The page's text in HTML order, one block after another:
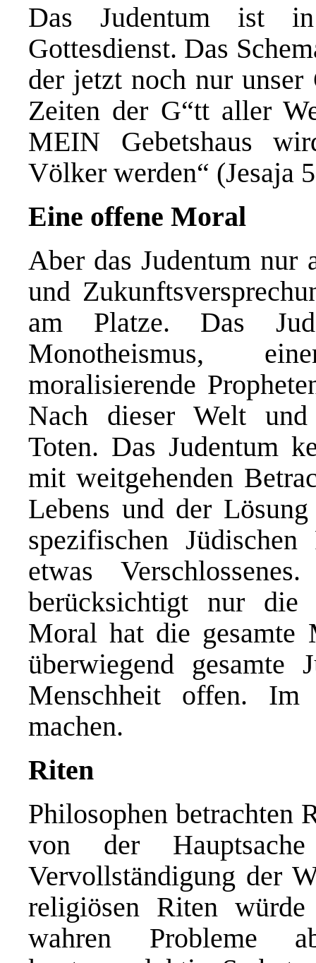
Das Judentum ist
Gottesdienst. Das
der jetzt noch nur
Zeiten der G“tt aller
MEIN Gebetshaus
Völker werden“ (Jesaja
Eine offene Moral
Aber das Judentum nur
und
am Platze. Das
Monotheismus,
moralisierende
Nach dieser Welt und
Toten. Das Judentum
mit weitgehenden
Lebens und der
spezifischen
etwas
berücksichtigt nur die
Moral hat die gesamte
überwiegend gesamte
Menschheit offen.
machen.
Riten
Philosophen betrachten
von der
Vervollständigung der
religiösen Riten
wahren Probleme